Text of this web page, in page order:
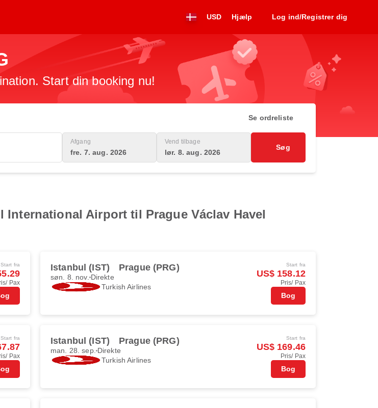
USD Hjælp Log ind/Registrer dig
Start din booking nu!
Se ordreliste
Afgang
fre. 7. aug. 2026
Vend tilbage
lør. 8. aug. 2026
Søg
Airport til Prague Václav Havel
Start fra
Pax
Istanbul (IST) Prague (PRG)
søn. 8. nov. Direkte
Turkish Airlines
Start fra
US$ 158.12
Pris/ Pax
Bog
Start fra
Pax
Istanbul (IST) Prague (PRG)
man. 28. sep. Direkte
Turkish Airlines
Start fra
US$ 169.46
Pris/ Pax
Bog